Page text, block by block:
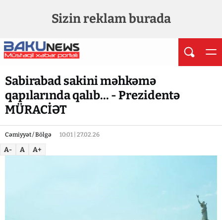
Sizin reklam burada
Sabirabad sakini məhkəmə
qapılarında qalıb... - Prezidentə
MÜRACİƏT
Cəmiyyət / Bölgə 10:01 | 27.02.26
A- A A+